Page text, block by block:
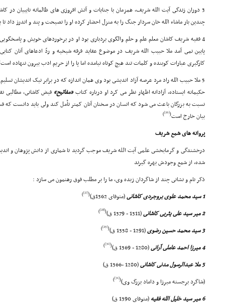
3 دوران زندگى آیت الله شریف، همزمان با جنایات و آتش افروزى هاى ظالمانه نایبیان
چندین بار ماشاء الله خان سردار جنگ را به منزل احضار کرده او را نصیحت و پند و اندرز داد
4 فقیه شریف کاشان معلم علم و حلم والگوى بردبارى بود او در برخوردهاى خویش و
پایین نمى آمد ملا حبیب الله شریف در موضوع عقاید فرقه شیخیه و ردّ ادعاهاى آنان
کارگیرى عبارات کوبنده و کلمات تند هیچ کوتاه نیامده اما پا را از حریم ادب بیرون ننهاده است
5 ملا حبیب الله راد مرد عرصه آزاد اندیشى بود وى همان اندازه که در برابر نیک اندیشان
حکیمانه ایستاده، آزادانه اظهار نظر مى کرد او درباره کتاب«مفاتیح» فیض کاشانى،
نسبت به بزرگان باعث مى شود که انسان در سخنان آنان کمتر تأمل کند ولى باید دانست که
بیان خارج است(
[26]
)
پروانه هاى شمع شریف
درخشندگى و گرمابخشى علمى آیت الله شریف موجب گردید تا شمارى از دانش پژوهان و
شده، از شمع وجودش بهره گیرند
ذکر نام و نشانى چند از شاگردان زبده وى، ما را بر مطلب فوق رهنمون مى سازد :
1 سید محمد علوى بروجردى کاشانى
(متوفاى 1362ق) (
[27]
)
2 میر سید على یثربى کاشانى (1311 - 1379 ق) (
[28]
)
3 سید محمد حسین رضوى (1291 - 1358 ق) (
[29]
)
4 میرزا احمد عاملى آرانى (1280 - 1369 ق) (
[30]
)
5 ملا عبدالرسول مدنى کاشانى
(1280 -1366 ق)
(شاگرد برجسته میرزا و داماد بزرگ وى)(
[31]
)
6 میر سید خلیل الله فقیه
(متوفاى 1390 ق)